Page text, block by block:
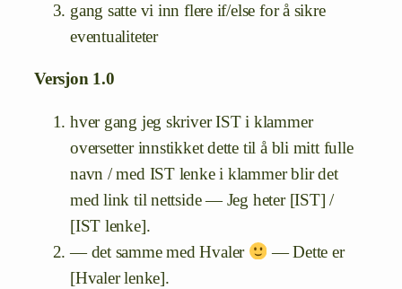
gang satte vi inn flere if/else for å sikre
eventualiteter
Versjon 1.0
hver gang jeg skriver IST i klammer
oversetter innstikket dette til å bli mitt fulle
navn / med IST lenke i klammer blir det
med link til nettside — Jeg heter [IST] /
[IST lenke].
— det samme med Hvaler
— Dette er
[Hvaler lenke].